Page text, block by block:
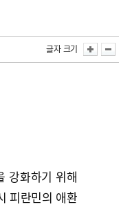
글자 크기
강화하기 위해
피란민의 애환